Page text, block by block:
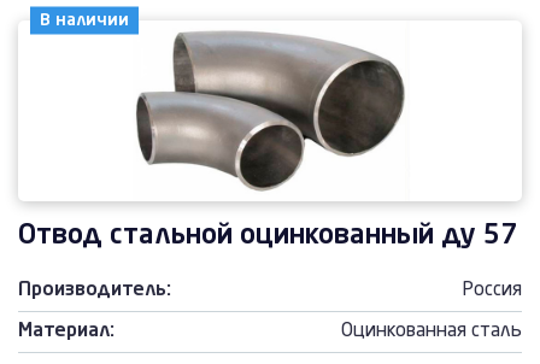
В наличии
Отвод стальной оцинкованный ду 57
Производитель: Россия
Материал: Оцинкованная сталь